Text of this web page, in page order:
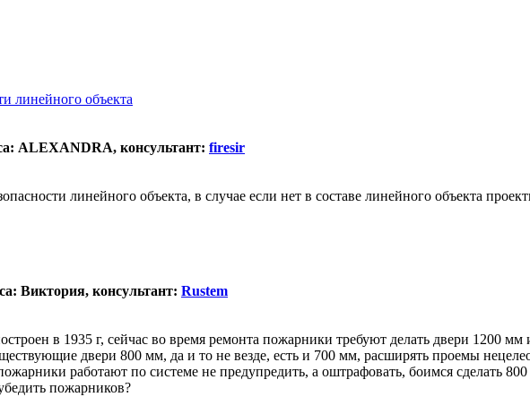
линейного объекта
ALEXANDRA, консультант: firesir
линейного объекта, в случае если нет в составе линейного объекта
Виктория, консультант: Rustem
в 1935 г, сейчас во время ремонта пожарники требуют делать двери 1200
двери 800 мм, да и то не везде, есть и 700 мм, расширять проемы
работают по системе не предупредить, а оштрафовать, боимся сделать
пожарников?